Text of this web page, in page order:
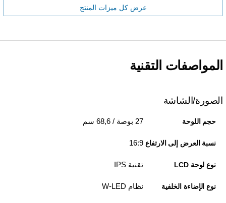
عرض كل ميزات المنتج
المواصفات التقنية
الصورة/الشاشة
حجم اللوحة 27 بوصة / 68,6 سم
نسبة العرض إلى الارتفاع 16:9
نوع لوحة LCD تقنية IPS
نوع الإضاءة الخلفية نظام W-LED